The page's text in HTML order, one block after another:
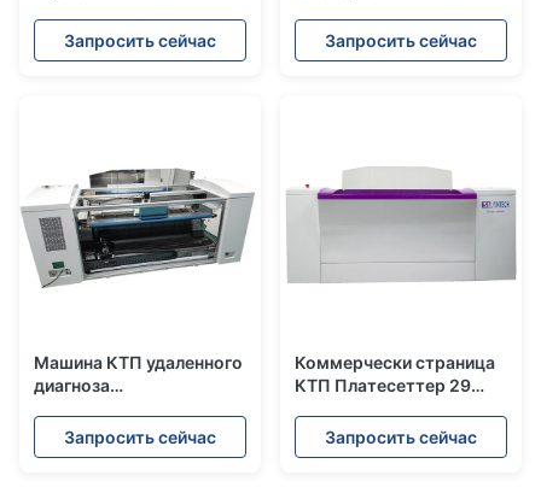
разрешение таможни
толщины 40ММ
Запросить сейчас
толщина плиты 40ММ
Запросить сейчас
Машина КТП удаленного
диагноза
компьютер 96 каналов
для того чтобы покрыть
Запросить сейчас
Коммерчески страница
КТП Платесеттер 29
теплого воздуха в
источник лазера часа
Запросить сейчас